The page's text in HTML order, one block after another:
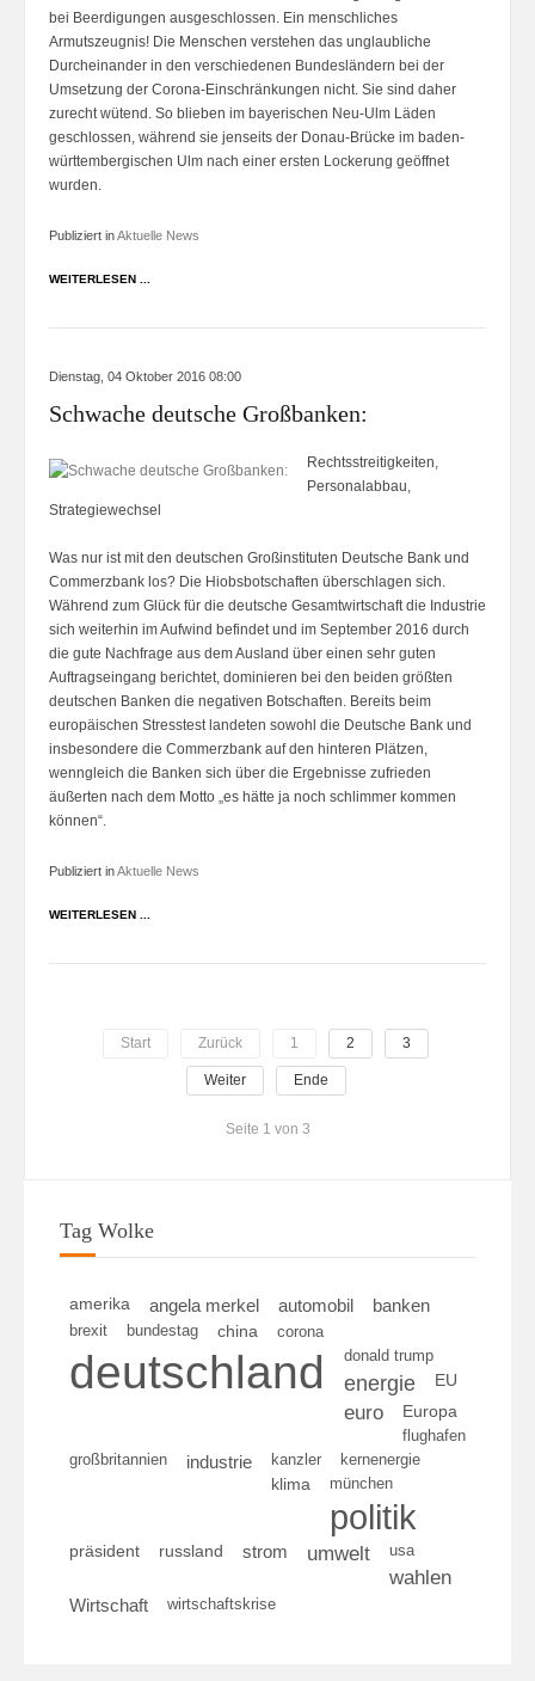
bei Beerdigungen ausgeschlossen. Ein menschliches
Armutszeugnis! Die Menschen verstehen das unglaubliche
Durcheinander in den verschiedenen Bundesländern bei der
Umsetzung der Corona-Einschränkungen nicht. Sie sind daher
zurecht wütend. So blieben im bayerischen Neu-Ulm Läden
geschlossen, während sie jenseits der Donau-Brücke im baden-
württembergischen Ulm nach einer ersten Lockerung geöffnet
wurden.
Publiziert inAktuelle News
WEITERLESEN ...
Dienstag, 04 Oktober 2016 08:00
Schwache deutsche Großbanken:
Rechtsstreitigkeiten,
Personalabbau,
Strategiewechsel
Was nur ist mit den deutschen Großinstituten Deutsche Bank und
Commerzbank los? Die Hiobsbotschaften überschlagen sich.
Während zum Glück für die deutsche Gesamtwirtschaft die Industrie
sich weiterhin im Aufwind befindet und im September 2016 durch
die gute Nachfrage aus dem Ausland über einen sehr guten
Auftragseingang berichtet, dominieren bei den beiden größten
deutschen Banken die negativen Botschaften. Bereits beim
europäischen Stresstest landeten sowohl die Deutsche Bank und
insbesondere die Commerzbank auf den hinteren Plätzen,
wenngleich die Banken sich über die Ergebnisse zufrieden
äußerten nach dem Motto „es hätte ja noch schlimmer kommen
können“.
Publiziert inAktuelle News
WEITERLESEN ...
Start Zurück 1 2 3
Weiter Ende
Seite 1 von 3
Tag Wolke
amerika angela merkel automobil banken
brexit bundestag china corona
deutschland donald trump
energie EU
euro Europa
flughafen
großbritannien industrie kanzler kernenergie
klima münchen
politik
präsident russland strom umwelt usa
wahlen
Wirtschaft wirtschaftskrise